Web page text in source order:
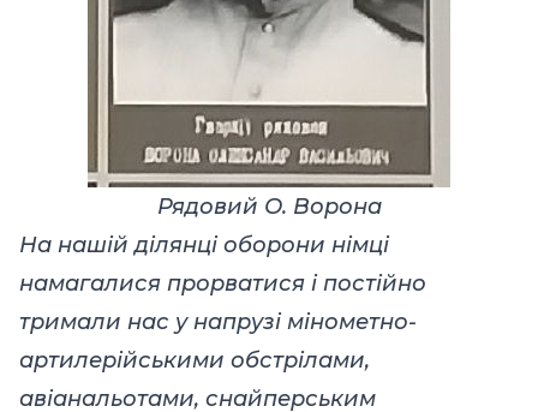
Рядовий О. Ворона
На нашій ділянці оборони німці
намагалися прорватися і постійно
тримали нас у напрузі мінометно-
артилерійськими обстрілами,
авіанальотами, снайперським